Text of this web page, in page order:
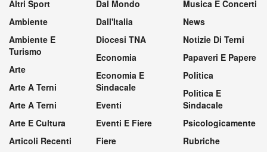
Altri Sport
Ambiente
Ambiente E
Turismo
Arte
Arte A Terni
Arte A Terni
Arte E Cultura
Articoli Recenti
Dal Mondo
Dall'Italia
Diocesi TNA
Economia
Economia E
Sindacale
Eventi
Eventi E Fiere
Fiere
Musica E Concerti
News
Notizie Di Terni
Papaveri E Papere
Politica
Politica E
Sindacale
Psicologicamente
Rubriche